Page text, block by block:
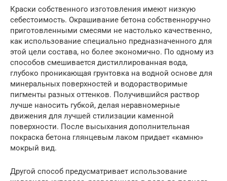
Краски собственного изготовления имеют низкую
себестоимость. Окрашивание бетона собственноручно
приготовленными смесями не настолько качественно,
как использование специально предназначенного для
этой цели состава, но более экономично. По одному из
способов смешивается дистиллированная вода,
глубоко проникающая грунтовка на водной основе для
минеральных поверхностей и водорастворимые
пигменты разных оттенков. Получившийся раствор
лучше наносить губкой, делая неравномерные
движения для лучшей стилизации каменной
поверхности. После высыхания дополнительная
покраска бетона глянцевым лаком придает «камню»
мокрый вид.
Другой способ предусматривает использование